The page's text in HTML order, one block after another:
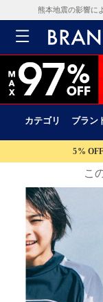
熊本地震の影響に
カテゴリ ブラン
5% OFF
こ